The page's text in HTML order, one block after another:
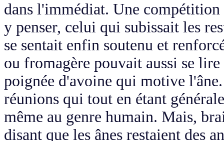
dans l'immédiat. Une
y penser, celui qui subissait les
se sentait enfin soutenu et
ou fromagère pouvait aussi se
poignée d'avoine qui motive
réunions qui tout en étant
même au genre humain. Mais,
disant que les ânes restaient des